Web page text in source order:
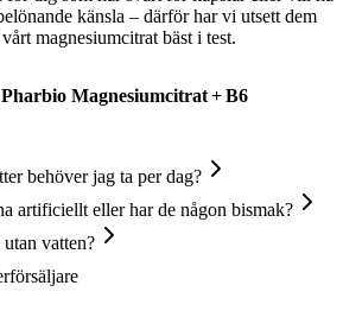
känsla – därför har vi utsett dem
magnesiumcitrat bäst i test.
Pharbio Magnesiumcitrat + B6
behöver jag ta per dag?
artificiellt eller har de någon bismak?
vatten?